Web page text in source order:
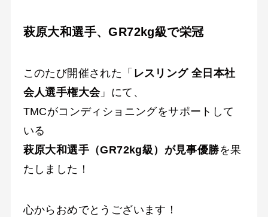
萩原大和選手、GR72kg級で栄冠
このたび開催された「 レスリング 全日本社
会人選手権大会」にて、
TMCがコンディショニングをサポートして
いる
萩原大和選手（GR72kg級）が見事優勝を果
たしました！
心からおめでとうございます！